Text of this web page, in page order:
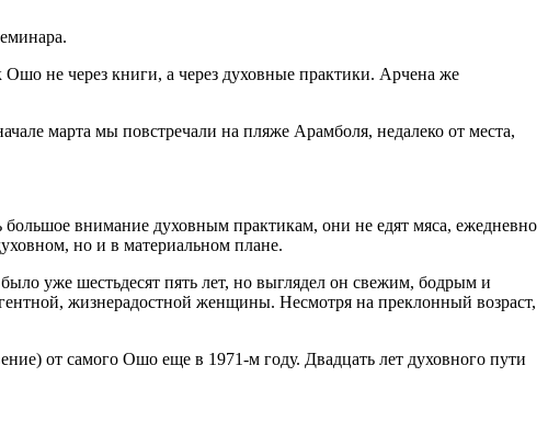
не через книги, а через духовные практики. Арчена же
марта мы повстречали на пляже Арамболя, недалеко от места,
внимание духовным практикам, они не едят мяса, ежедневно
но и в материальном плане.
уже шестьдесят пять лет, но выглядел он свежим, бодрым и
жизнерадостной женщины. Несмотря на преклонный возраст,
от самого Ошо еще в 1971-м году. Двадцать лет духовного пути